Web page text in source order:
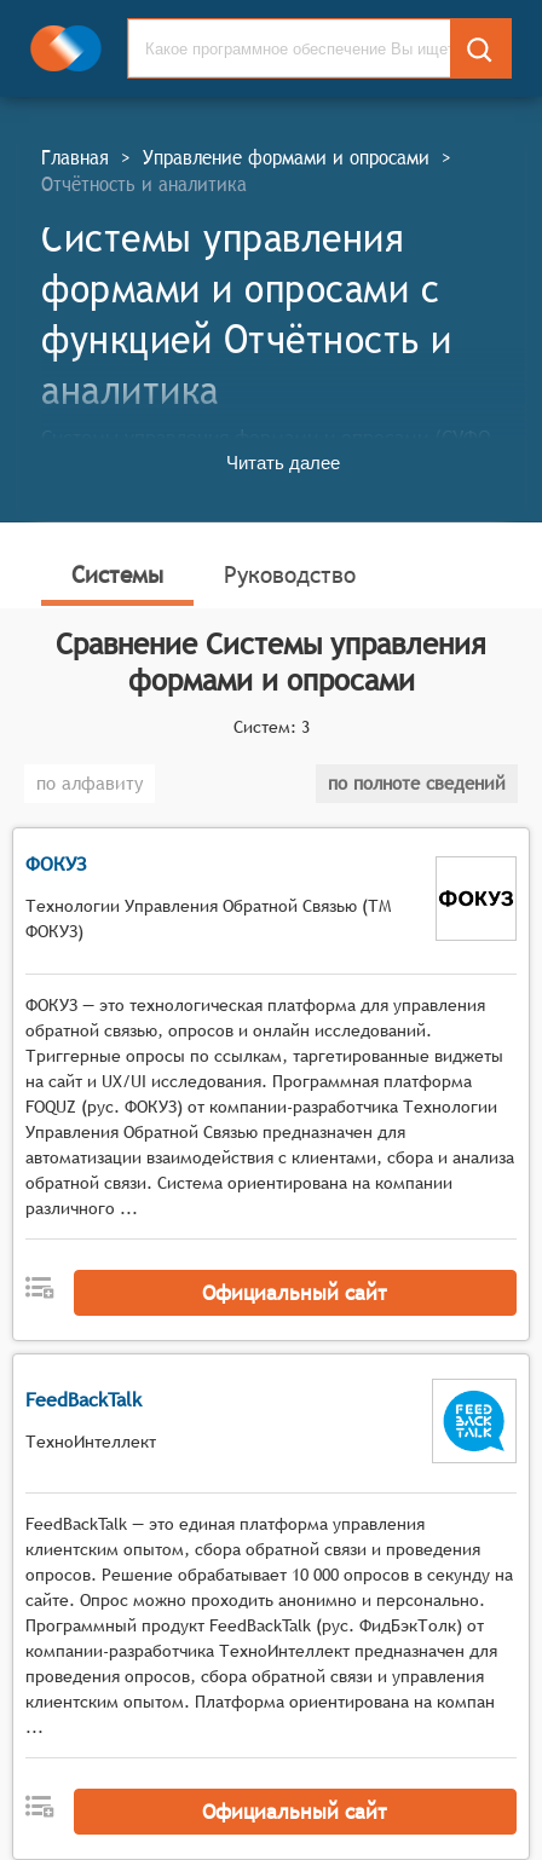
Главная > Управление формами и опросами >
Отчётность и аналитика
Системы управления
формами и опросами c
функцией Отчётность и
аналитика
англ. Forms and Surveys Management Systems, FSMS) –
создавать, настраивать, публиковать опросы и
пользователей.
определяет конкретные функциональные критерии
для систем. Для того, чтобы быть представленными
системы должны иметь следующие функциональные
настройка логики отображения вопросов и
настройка прав доступа для различных ролей
пользователей (создатель, редактор,
респондент),
предоставление механизмов валидации
данных, вводимых пользователями в формы и
опросы.
Читать далее
Системы Руководство
Сравнение Системы управления
формами и опросами
Систем: 3
по алфавиту по полноте сведений
ФОКУЗ
Технологии Управления Обратной Связью (ТМ
ФОКУЗ)
ФОКУЗ — это технологическая платформа для управления
обратной связью, опросов и онлайн исследований.
Триггерные опросы по ссылкам, таргетированные виджеты
на сайт и UX/UI исследования. Программная платформа
FOQUZ (рус. ФОКУЗ) от компании-разработчика Технологии
Управления Обратной Связью предназначен для
автоматизации взаимодействия с клиентами, сбора и анализа
обратной связи. Система ориентирована на компании
различного ...
Официальный сайт
FeedBackTalk
ТехноИнтеллект
FeedBackTalk — это единая платформа управления
клиентским опытом, сбора обратной связи и проведения
опросов. Решение обрабатывает 10 000 опросов в секунду на
сайте. Опрос можно проходить анонимно и персонально.
Программный продукт FeedBackTalk (рус. ФидБэкТолк) от
компании-разработчика ТехноИнтеллект предназначен для
проведения опросов, сбора обратной связи и управления
клиентским опытом. Платформа ориентирована на компан
...
Официальный сайт